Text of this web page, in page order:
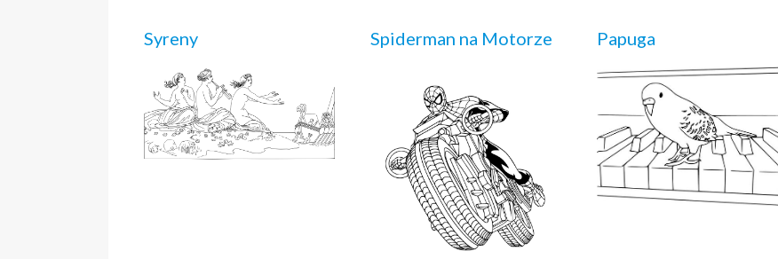
Syreny Spiderman na Motorze Papuga